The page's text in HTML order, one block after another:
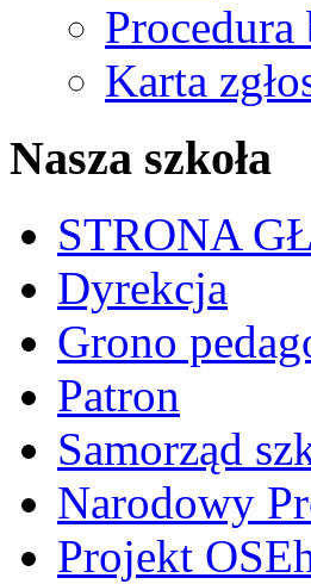
Procedura
Karta
Nasza szkoła
STRONA
Dyrekcja
Grono
Patron
Samorząd
Narodowy
Projekt